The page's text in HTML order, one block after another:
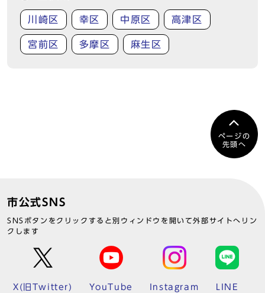
川崎区 幸区 中原区 高津区
宮前区 多摩区 麻生区
ページの
先頭へ
市公式SNS
SNSボタンをクリックすると別ウィンドウを開いて外部サイトへリン
クします
X(旧Twitter) YouTube Instagram LINE